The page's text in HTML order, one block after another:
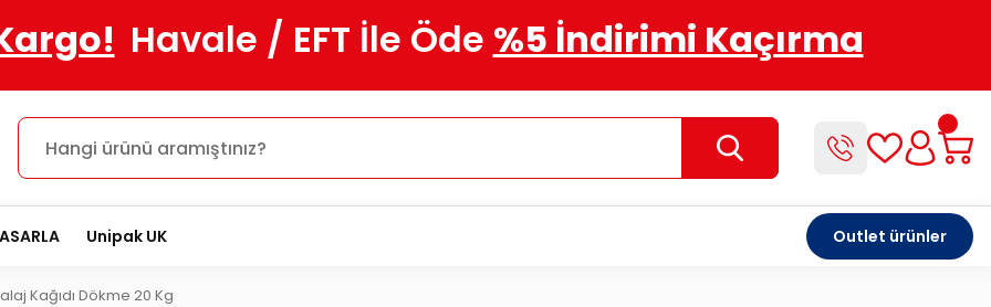
Havale / EFT İle Öde %5 İndirimi Kaçırma
Unipak UK Outlet ürünler
Kağıdı Dökme 20 Kg